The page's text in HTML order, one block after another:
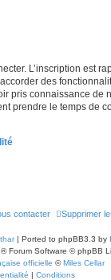
L’inscription est
des
pris connaissance de
prendre le temps de
Supprimer
contacter
| Ported to phpBB3.3 by
® Forum Software © phpBB
officielle ©Miles Cellar
| Conditions